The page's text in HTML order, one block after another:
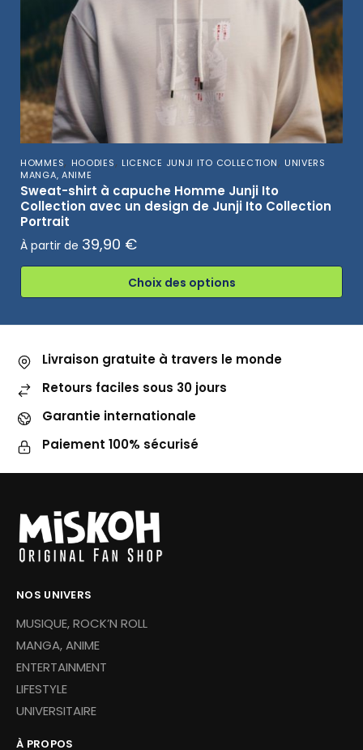
HOMMES, HOODIES, LICENCE JUNJI ITO COLLECTION, UNIVERS
MANGA, ANIME
Sweat-shirt à capuche Homme Junji Ito
Collection avec un design de Junji Ito Collection
Portrait
À partir de 39,90 €
Choix des options
Livraison gratuite à travers le monde
Retours faciles sous 30 jours
Garantie internationale
Paiement 100% sécurisé
NOS UNIVERS
MUSIQUE, ROCK’N ROLL
MANGA, ANIME
ENTERTAINMENT
LIFESTYLE
UNIVERSITAIRE
À PROPOS